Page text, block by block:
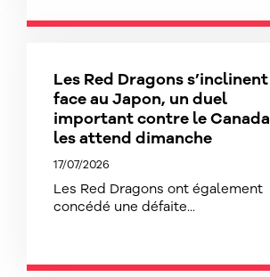
Les Red Dragons s’inclinent
face au Japon, un duel
important contre le Canada
les attend dimanche
17/07/2026
Les Red Dragons ont également
concédé une défaite...